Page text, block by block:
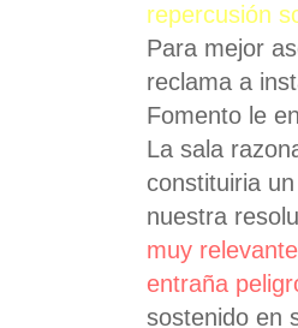
repercusión
Para mejor
reclama a
Fomento le
La sala
constituiria
nuestra
muy
entraña
sostenido en